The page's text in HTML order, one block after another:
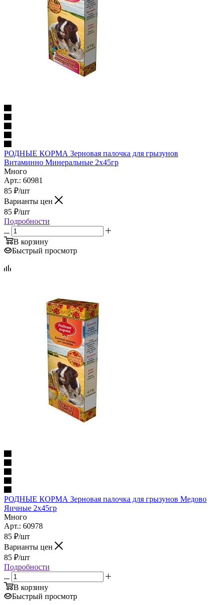
РОДНЫЕ КОРМА Зерновая палочка для грызунов
Витаминно Минеральные 2х45гр
Много
Арт.: 60981
85 ₽/шт
Варианты цен
85 ₽/шт
Подробности
В корзину
Быстрый просмотр
РОДНЫЕ КОРМА Зерновая палочка для грызунов Медово
Яичные 2х45гр
Много
Арт.: 60978
85 ₽/шт
Варианты цен
85 ₽/шт
Подробности
В корзину
Быстрый просмотр